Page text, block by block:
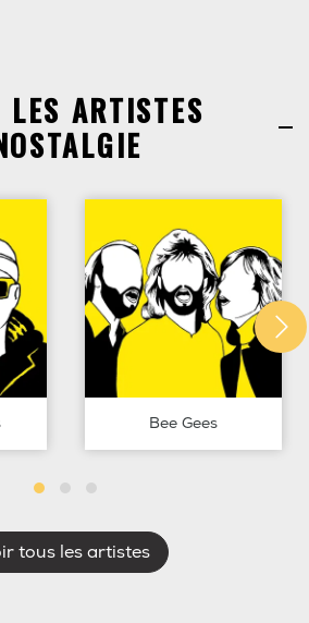
LES ARTISTES
Bee Gees
tous les artistes